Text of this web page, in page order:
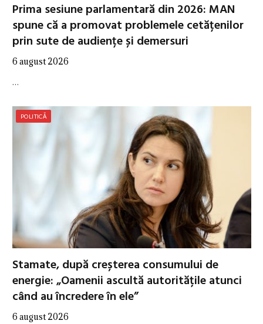
Prima sesiune parlamentară din 2026: MAN
spune că a promovat problemele cetățenilor
prin sute de audiențe și demersuri
6 august 2026
…
POLITICĂ
Stamate, după creșterea consumului de
energie: „Oamenii ascultă autoritățile atunci
când au încredere în ele”
6 august 2026